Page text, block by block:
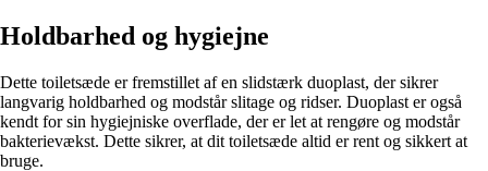
Holdbarhed og hygiejne
Dette toiletsæde er fremstillet af en slidstærk duoplast, der sikrer
langvarig holdbarhed og modstår slitage og ridser. Duoplast er også
kendt for sin hygiejniske overflade, der er let at rengøre og modstår
bakterievækst. Dette sikrer, at dit toiletsæde altid er rent og sikkert at
bruge.